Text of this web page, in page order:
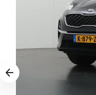
arrow_forward